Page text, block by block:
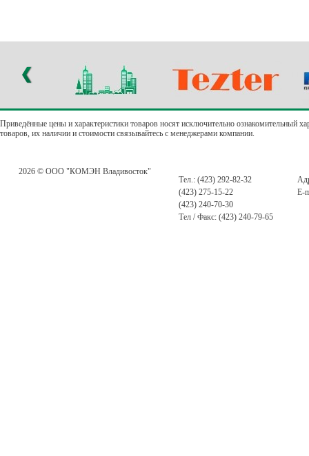
Приведённые цены и характеристики товаров носят исключительно ознакомительный
товаров, их наличии и стоимости связывайтесь с менеджерами компании.
2026 © ООО "КОМЭН Владивосток"
Тел.: (423) 292-82-32
(423) 275-15-22
(423) 240-70-30
Тел / Факс: (423) 240-79-65
E-